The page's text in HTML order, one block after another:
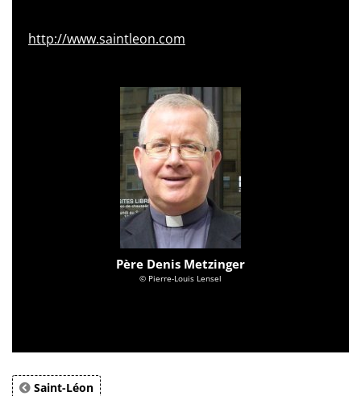
http://www.saintleon.com
Père Denis Metzinger
© Pierre-Louis Lensel
Saint-Léon